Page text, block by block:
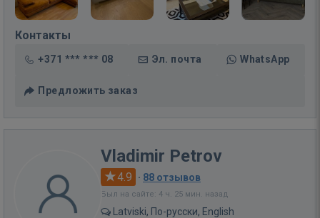
Контакты
+371 *** *** 08 Эл. почта WhatsApp
Предложить заказ
Vladimir Petrov
4.9 · 88 отзывов
Был на сайте: 4 ч. 25 мин. назад
Latviski, По-русски, English